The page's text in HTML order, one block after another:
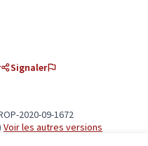
Signaler
2020-09-1672
voir les autres versions